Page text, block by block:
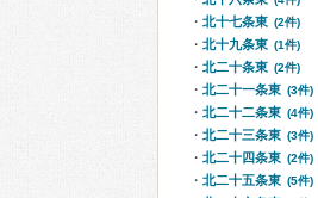
北十七条東 (2件)
北十九条東 (1件)
北二十条東 (2件)
北二十一条東 (3件)
北二十二条東 (4件)
北二十三条東 (3件)
北二十四条東 (2件)
北二十五条東 (5件)